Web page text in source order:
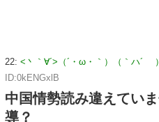
22: <丶｀∀´>（´・ω・｀）（｀ハ´
ID:0kENGxlB
中国情勢読み違えてい
導？